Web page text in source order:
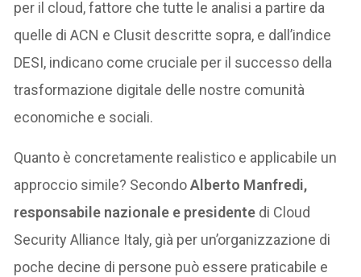
per il cloud, fattore che tutte le analisi a partire da
quelle di ACN e Clusit descritte sopra, e dall’indice
DESI, indicano come cruciale per il successo della
trasformazione digitale delle nostre comunità
economiche e sociali.
Quanto è concretamente realistico e applicabile un
approccio simile? SecondoAlberto Manfredi,
responsabile nazionale e presidente di Cloud
Security Alliance Italy, già per un’organizzazione di
poche decine di persone può essere praticabile e